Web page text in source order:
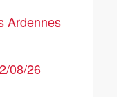
Ardennes
08/26